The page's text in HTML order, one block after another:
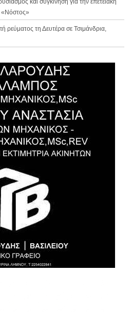
ρεύματος τη Δευτέρα σε Τσιμάνδρια,